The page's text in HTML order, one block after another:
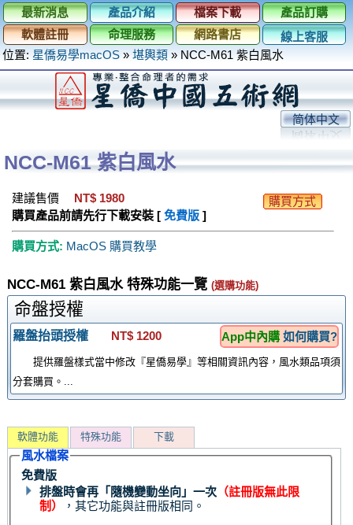
最新消息 產品介紹 檔案下載
產品訂購
軟體註冊
命理服務 網路書店
線上客服
位置: 星僑易學macOS » 堪輿類 » NCC-M61 紫白風水
简体中文
NCC-M61 紫白風水
建議售價 NT$ 1980
購買方式
購買產品前請先行下載安裝 [ 免費版]
購買方式: MacOS 購買教學
NCC-M61 紫白風水 特殊功能一覽 (選購功能)
命盤授權
羅盤抬頭授權 NT$ 1200 App中內購 如何購買?
提供羅盤樣式當中修改『星僑易學』等相關資訊內容，風水類品項須
分套購買。...
軟體功能 特殊功能 下載
風水檔案
免費版
排盤時會再「隨機變動坐向」一次 （註冊版無此限
制）
，其它功能與註冊版相同。